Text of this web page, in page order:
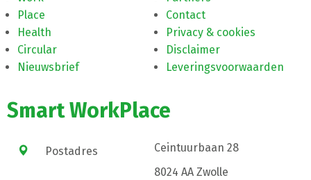
Place
Health
Circular
Nieuwsbrief
Contact
Privacy & cookies
Disclaimer
Leveringsvoorwaarden
Smart WorkPlace
Postadres
Ceintuurbaan 28
8024 AA Zwolle